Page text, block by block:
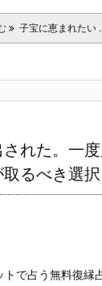
子宝に恵まれたい
れた。一
るべき選択
トで占う無料復縁